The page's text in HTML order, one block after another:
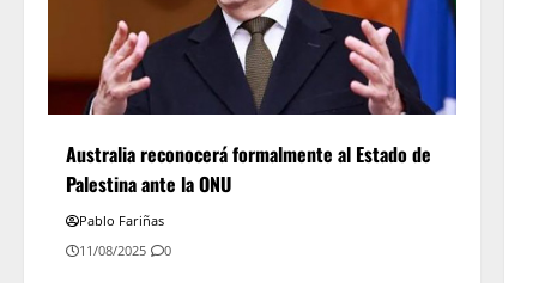
Australia reconocerá formalmente al Estado de
Palestina ante la ONU
Pablo Fariñas
11/08/2025
0